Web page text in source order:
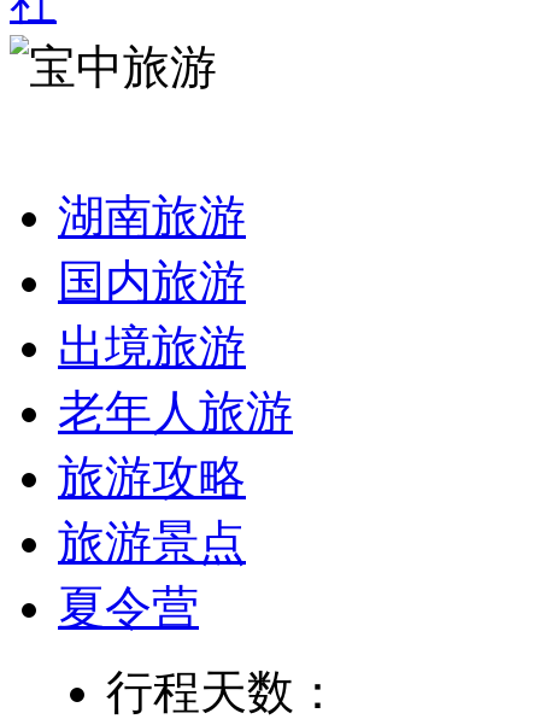
湖南旅游
国内旅游
出境旅游
老年人旅游
旅游攻略
旅游景点
夏令营
行程天数：